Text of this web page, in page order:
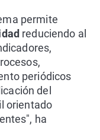
permite
reduciendo al
periódicos
del
orientado
ha